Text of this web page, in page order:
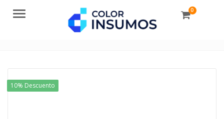
Menu 0
10% Descuento